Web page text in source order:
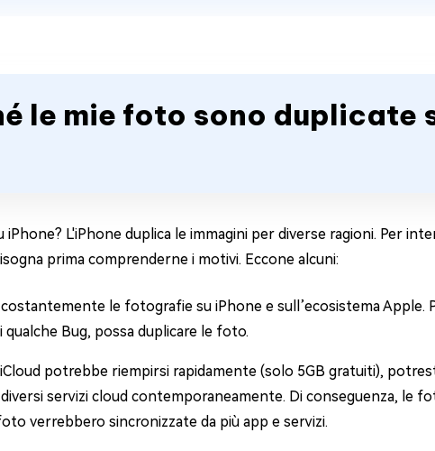
le mie foto sono duplicate
L'iPhone duplica le immagini per diverse ragioni. Per
prima comprenderne i motivi. Eccone alcuni:
le fotografie su iPhone e sull’ecosistema Apple.
Bug, possa duplicare le foto.
potrebbe riempirsi rapidamente (solo 5GB gratuiti),
servizi cloud contemporaneamente. Di conseguenza, le
verrebbero sincronizzate da più app e servizi.